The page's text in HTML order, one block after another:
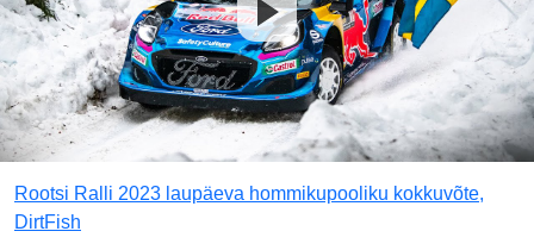
Rootsi Ralli 2023 laupäeva hommikupooliku kokkuvõte,
DirtFish